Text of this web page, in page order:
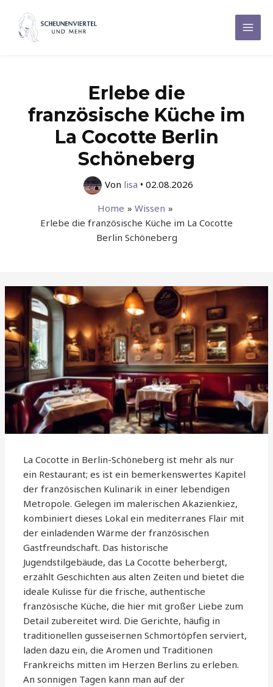
Inhalt
springen
Main
Erlebe die
französische Küche im
La Cocotte Berlin
Schöneberg
Von lisa • 02.08.2026
Home
Wissen
Erlebe die französische Küche im La Cocotte
Berlin Schöneberg
La Cocotte in Berlin-Schöneberg ist mehr als nur
ein Restaurant; es ist ein bemerkenswertes Kapitel
der französischen Kulinarik in einer lebendigen
Metropole. Gelegen im malerischen Akazienkiez,
kombiniert dieses Lokal ein mediterranes Flair mit
der einladenden Wärme der französischen
Gastfreundschaft. Das historische
Jugendstilgebäude, das La Cocotte beherbergt,
erzählt Geschichten aus alten Zeiten und bietet die
ideale Kulisse für die frische, authentische
französische Küche, die hier mit großer Liebe zum
Detail zubereitet wird. Die Gerichte, häufig in
traditionellen gusseisernen Schmortöpfen serviert,
laden dazu ein, die Aromen und Traditionen
Frankreichs mitten im Herzen Berlins zu erleben.
An sonnigen Tagen kann man auf der